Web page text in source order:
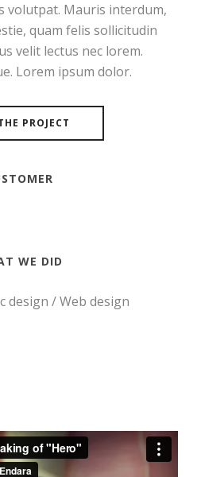
volutpat. Mauris interdum,
quam felis sollicitudin
velit lectus nec lorem.
Lorem ipsum dolor.
PROJECT
WE DID
design / Web design